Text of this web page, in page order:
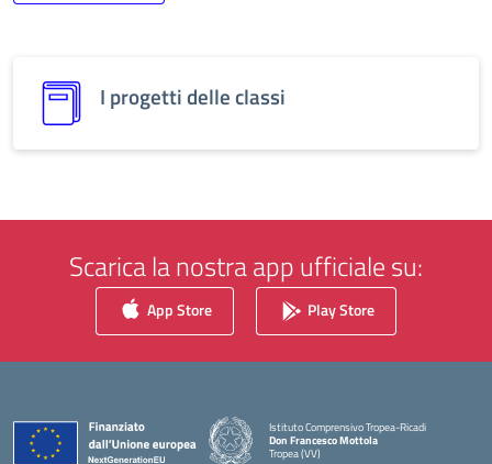
I progetti delle classi
Scarica la nostra app ufficiale su:
App Store Play Store
Istituto Comprensivo Tropea-Ricadi
Don Francesco Mottola
Tropea (VV)